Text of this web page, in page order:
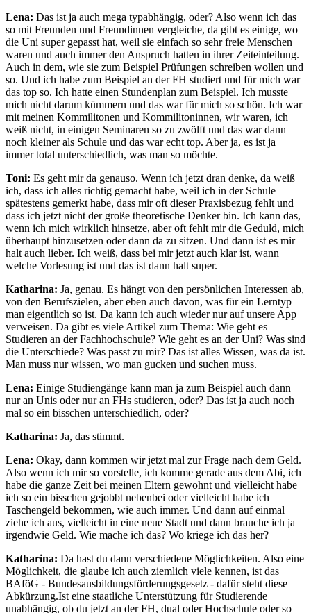
Lena: Das ist ja auch mega typabhängig, oder? Also wenn ich das
so mit Freunden und Freundinnen vergleiche, da gibt es einige, wo
die Uni super gepasst hat, weil sie einfach so sehr freie Menschen
waren und auch immer den Anspruch hatten in ihrer Zeiteinteilung.
Auch in dem, wie sie zum Beispiel Prüfungen schreiben wollen und
so. Und ich habe zum Beispiel an der FH studiert und für mich war
das top so. Ich hatte einen Stundenplan zum Beispiel. Ich musste
mich nicht darum kümmern und das war für mich so schön. Ich war
mit meinen Kommilitonen und Kommilitoninnen, wir waren, ich
weiß nicht, in einigen Seminaren so zu zwölft und das war dann
noch kleiner als Schule und das war echt top. Aber ja, es ist ja
immer total unterschiedlich, was man so möchte.
Toni: Es geht mir da genauso. Wenn ich jetzt dran denke, da weiß
ich, dass ich alles richtig gemacht habe, weil ich in der Schule
spätestens gemerkt habe, dass mir oft dieser Praxisbezug fehlt und
dass ich jetzt nicht der große theoretische Denker bin. Ich kann das,
wenn ich mich wirklich hinsetze, aber oft fehlt mir die Geduld, mich
überhaupt hinzusetzen oder dann da zu sitzen. Und dann ist es mir
halt auch lieber. Ich weiß, dass bei mir jetzt auch klar ist, wann
welche Vorlesung ist und das ist dann halt super.
Katharina: Ja, genau. Es hängt von den persönlichen Interessen ab,
von den Berufszielen, aber eben auch davon, was für ein Lerntyp
man eigentlich so ist. Da kann ich auch wieder nur auf unsere App
verweisen. Da gibt es viele Artikel zum Thema: Wie geht es
Studieren an der Fachhochschule? Wie geht es an der Uni? Was sind
die Unterschiede? Was passt zu mir? Das ist alles Wissen, was da ist.
Man muss nur wissen, wo man gucken und suchen muss.
Lena: Einige Studiengänge kann man ja zum Beispiel auch dann
nur an Unis oder nur an FHs studieren, oder? Das ist ja auch noch
mal so ein bisschen unterschiedlich, oder?
Katharina: Ja, das stimmt.
Lena: Okay, dann kommen wir jetzt mal zur Frage nach dem Geld.
Also wenn ich mir so vorstelle, ich komme gerade aus dem Abi, ich
habe die ganze Zeit bei meinen Eltern gewohnt und vielleicht habe
ich so ein bisschen gejobbt nebenbei oder vielleicht habe ich
Taschengeld bekommen, wie auch immer. Und dann auf einmal
ziehe ich aus, vielleicht in eine neue Stadt und dann brauche ich ja
irgendwie Geld. Wie mache ich das? Wo kriege ich das her?
Katharina: Da hast du dann verschiedene Möglichkeiten. Also eine
Möglichkeit, die glaube ich auch ziemlich viele kennen, ist das
BAföG - Bundesausbildungsförderungsgesetz - dafür steht diese
Abkürzung.Ist eine staatliche Unterstützung für Studierende
unabhängig, ob du jetzt an der FH, dual oder Hochschule oder so